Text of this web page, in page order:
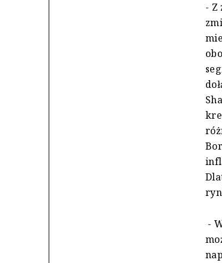
- Z
-